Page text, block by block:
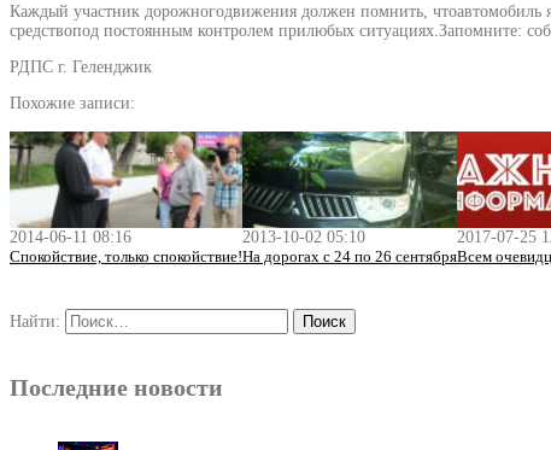
Каждый участник дорожногодвижения должен помнить, чтоавтомобиль
средствопод постоянным контролем прилюбых ситуациях.Запомните:
РДПС г. Геленджик
Похожие записи:
2014-06-11 08:16
Спокойствие, только спокойствие!
2013-10-02 05:10
На дорогах с 24 по 26 сентября
2017-07-25
Всем
Найти:
Последние новости